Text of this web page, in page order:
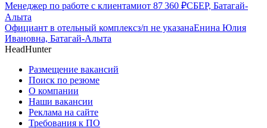
Менеджер по работе с клиентамиот 87 360 ₽СБЕР, Батагай-
Алыта
Официант в отельный комплексз/п не указанаЕнина Юлия
Ивановна, Батагай-Алыта
HeadHunter
Размещение вакансий
Поиск по резюме
О компании
Наши вакансии
Реклама на сайте
Требования к ПО